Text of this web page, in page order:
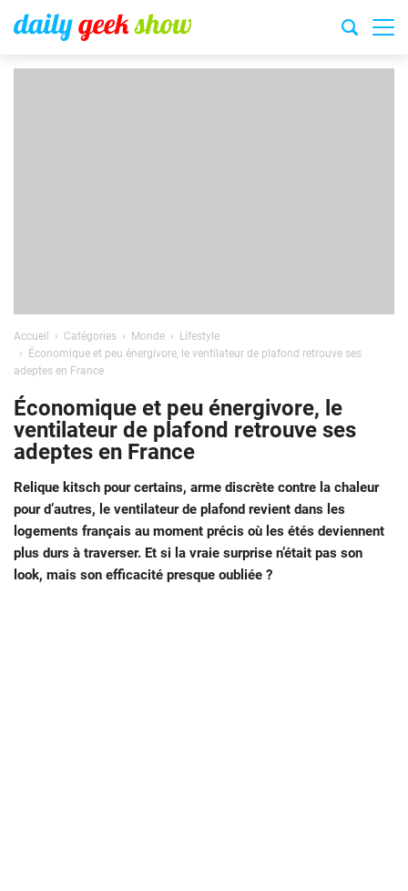
Accueil Catégories Monde
Lifestyle
Économique et peu énergivore, le ventilateur de plafond retrouve ses
adeptes en France
Économique et peu énergivore, le
ventilateur de plafond retrouve ses
adeptes en France
Relique kitsch pour certains, arme discrète contre la chaleur
pour d’autres, le ventilateur de plafond revient dans les
logements français au moment précis où les étés deviennent
plus durs à traverser. Et si la vraie surprise n’était pas son
look, mais son efficacité presque oubliée ?